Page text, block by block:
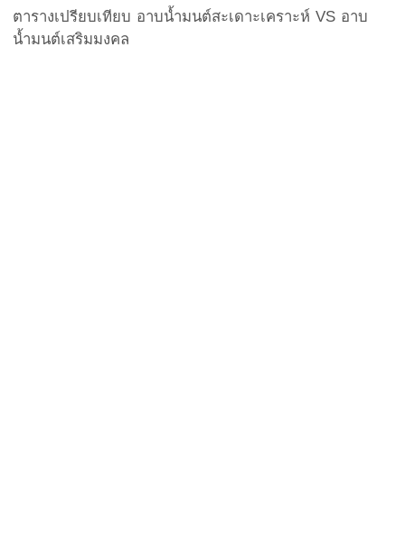
ตารางเปรียบเทียบ อาบน้ำมนต์สะเดาะเคราะห์ VS อาบ
น้ำมนต์เสริมมงคล